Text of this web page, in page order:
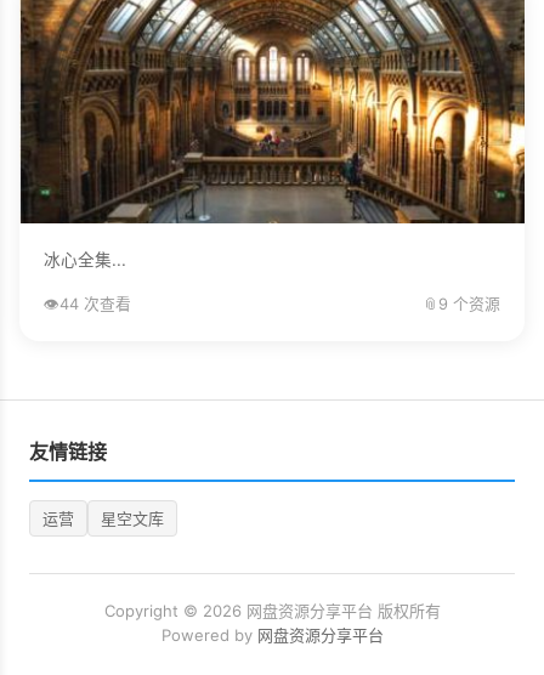
冰心全集...
👁️44 次查看 📎 9 个资源
友情链接
运营 星空文库
Copyright © 2026 网盘资源分享平台 版权所有
Powered by 网盘资源分享平台